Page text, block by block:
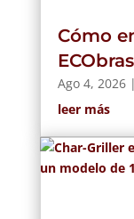
Cómo
Ago 4, 2026|
leer más